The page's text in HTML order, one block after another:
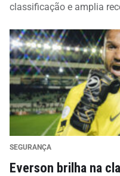
classificação e amplia
SEGURANÇA
Everson brilha na